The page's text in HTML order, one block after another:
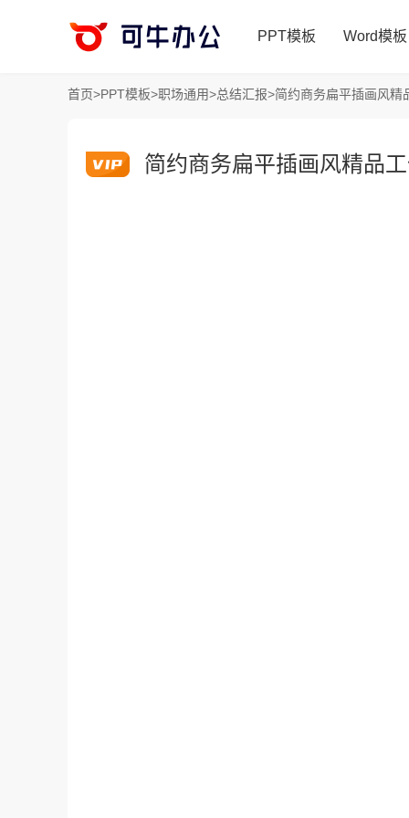
PPT模板 Word模板
首页>PPT模板>职场通用>总结汇报>简约商务扁平插画风精
简约商务扁平插画风精品